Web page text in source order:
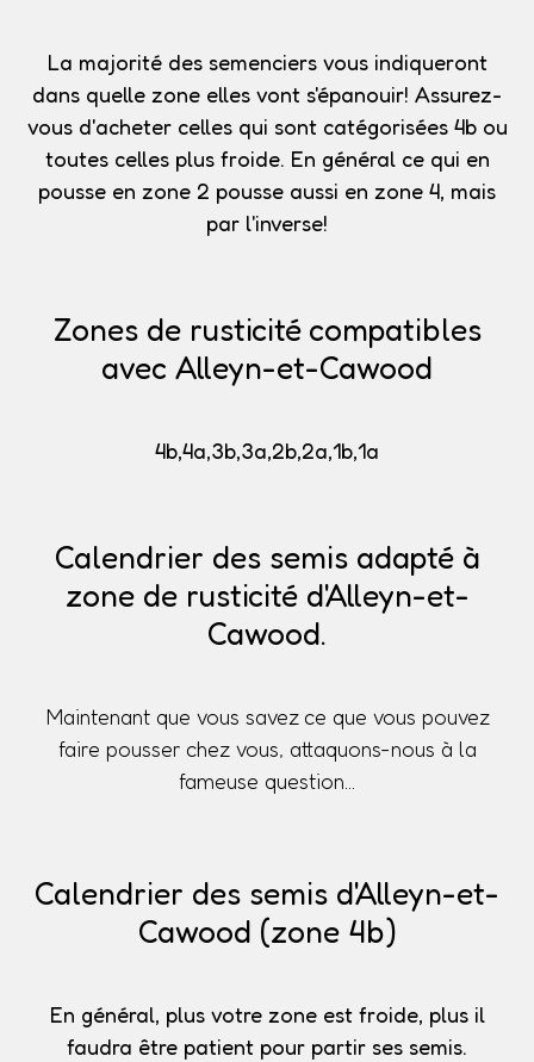
La majorité des semenciers vous indiqueront
dans quelle zone elles vont s'épanouir! Assurez-
vous d'acheter celles qui sont catégorisées 4bou
toutes celles plus froide. En général ce qui en
pousse en zone 2 pousse aussi en zone 4, mais
par l'inverse!
Zones de rusticité compatibles
avec Alleyn-et-Cawood
4b,4a,3b,3a,2b,2a,1b,1a
Calendrier des semis adapté à
zone de rusticité d'Alleyn-et-
Cawood.
Maintenant que vous savez ce que vous pouvez
faire pousser chez vous, attaquons-nous à la
fameuse question...
Calendrier des semis d'Alleyn-et-
Cawood (zone 4b)
En général, plus votre zone est froide, plus il
faudra être patient pour partir ses semis.